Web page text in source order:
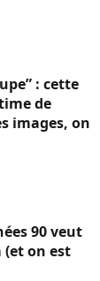
: cette
de
images, on
90 veut
(et on est